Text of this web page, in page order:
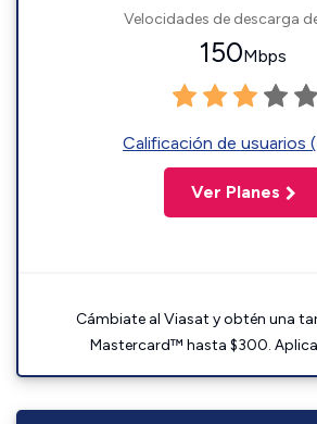
Velocidades de descarga
150Mbps
Calificación de usuarios
Ver Planes
Cámbiate al Viasat y obtén una
Mastercard™ hasta $300.